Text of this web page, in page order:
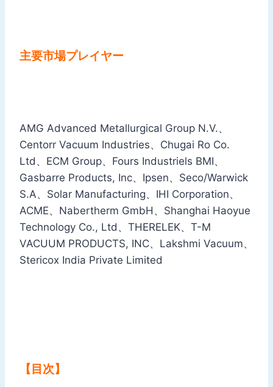
主要市場プレイヤー
AMG Advanced Metallurgical Group N.V.、
Centorr Vacuum Industries、Chugai Ro Co.
Ltd、ECM Group、Fours Industriels BMI、
Gasbarre Products, Inc、Ipsen、Seco/Warwick
S.A、Solar Manufacturing、IHI Corporation、
ACME、Nabertherm GmbH、Shanghai Haoyue
Technology Co., Ltd、THERELEK、T-M
VACUUM PRODUCTS, INC、Lakshmi Vacuum、
Stericox India Private Limited
【目次】